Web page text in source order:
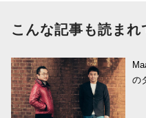
こんな記事も読まれ
の